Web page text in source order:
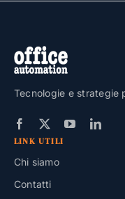
Tecnologie e strategie
LINK UTILI
Chi siamo
Contatti